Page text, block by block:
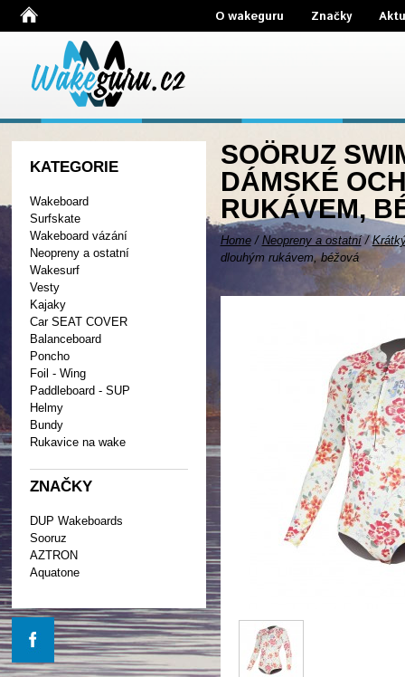
O wakeguru Značky
KATEGORIE
Wakeboard
Surfskate
Wakeboard vázání
Neopreny a ostatní
Wakesurf
Vesty
Kajaky
Car SEAT COVER
Balanceboard
Poncho
Foil - Wing
Paddleboard - SUP
Helmy
Bundy
Rukavice na wake
ZNAČKY
DUP Wakeboards
Sooruz
AZTRON
Aquatone
SOÖRUZ
DÁMSKÉ
RUKÁVEM,
Home/ Neopreny a ostatní/
dlouhým rukávem, béžová